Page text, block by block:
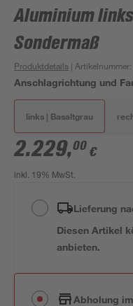
Aluminium
Sondermaß
Produktdetails | Artikelnummer:
Anschlagrichtung und
links | Basaltgrau
2.229,00 €
inkl. 19% MwSt.
Lieferung
Diesen Artikel
anbieten.
Abholung